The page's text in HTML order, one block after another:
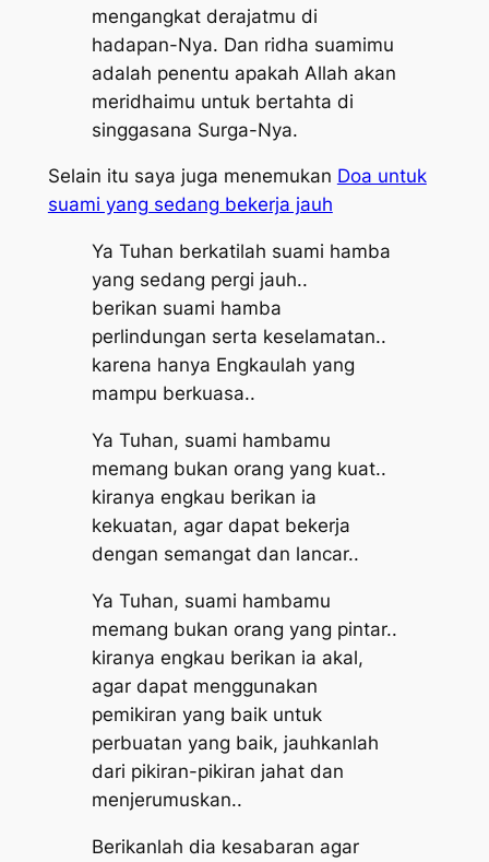
mengangkat derajatmu di
hadapan-Nya. Dan ridha suamimu
adalah penentu apakah Allah akan
meridhaimu untuk bertahta di
singgasana Surga-Nya.
Selain itu saya juga menemukan Doa untuk
suami yang sedang bekerja jauh
Ya Tuhan berkatilah suami hamba
yang sedang pergi jauh..
berikan suami hamba
perlindungan serta keselamatan..
karena hanya Engkaulah yang
mampu berkuasa..
Ya Tuhan, suami hambamu
memang bukan orang yang kuat..
kiranya engkau berikan ia
kekuatan, agar dapat bekerja
dengan semangat dan lancar..
Ya Tuhan, suami hambamu
memang bukan orang yang pintar..
kiranya engkau berikan ia akal,
agar dapat menggunakan
pemikiran yang baik untuk
perbuatan yang baik, jauhkanlah
dari pikiran-pikiran jahat dan
menjerumuskan..
Berikanlah dia kesabaran agar